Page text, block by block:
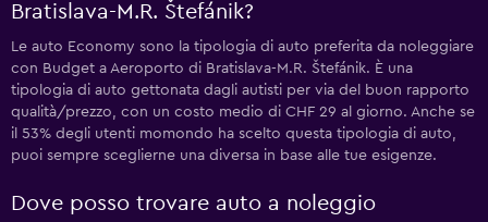
Bratislava-M.R. Štefánik?
Le auto Economy sono la tipologia di auto preferita da noleggiare
con Budget a Aeroporto di Bratislava-M.R. Štefánik. È una
tipologia di auto gettonata dagli autisti per via del buon rapporto
qualità/prezzo, con un costo medio di CHF 29 al giorno. Anche se
il 53% degli utenti momondo ha scelto questa tipologia di auto,
puoi sempre sceglierne una diversa in base alle tue esigenze.
Dove posso trovare auto a noleggio